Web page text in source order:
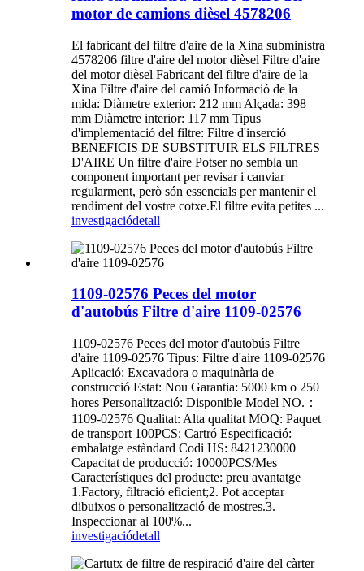
motor de camions dièsel 4578206
El fabricant del filtre d'aire de la Xina subministra
4578206 filtre d'aire del motor dièsel Filtre d'aire
del motor dièsel Fabricant del filtre d'aire de la
Xina Filtre d'aire del camió Informació de la
mida: Diàmetre exterior: 212 mm Alçada: 398
mm Diàmetre interior: 117 mm Tipus
d'implementació del filtre: Filtre d'inserció
BENEFICIS DE SUBSTITUIR ELS FILTRES
D'AIRE Un filtre d'aire Potser no sembla un
component important per revisar i canviar
regularment, però són essencials per mantenir el
rendiment del vostre cotxe.El filtre evita petites ...
investigaciódetall
1109-02576 Peces del motor
d'autobús Filtre d'aire 1109-02576
1109-02576 Peces del motor d'autobús Filtre
d'aire 1109-02576 Tipus: Filtre d'aire 1109-02576
Aplicació: Excavadora o maquinària de
construcció Estat: Nou Garantia: 5000 km o 250
hores Personalització: Disponible Model NO.：
1109-02576 Qualitat: Alta qualitat MOQ: Paquet
de transport 100PCS: Cartró Especificació:
embalatge estàndard Codi HS: 8421230000
Capacitat de producció: 10000PCS/Mes
Característiques del producte: preu avantatge
1.Factory, filtració eficient;2. Pot acceptar
dibuixos o personalització de mostres.3.
Inspeccionar al 100%...
investigaciódetall